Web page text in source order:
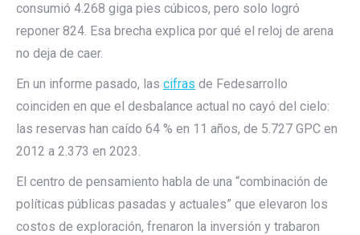
consumió 4.268 giga pies cúbicos, pero solo logró
reponer 824. Esa brecha explica por qué el reloj de arena
no deja de caer.
En un informe pasado, las cifras de Fedesarrollo
coinciden en que el desbalance actual no cayó del cielo:
las reservas han caído 64 % en 11 años, de 5.727 GPC en
2012 a 2.373 en 2023.
El centro de pensamiento habla de una “combinación de
políticas públicas pasadas y actuales” que elevaron los
costos de exploración, frenaron la inversión y trabaron